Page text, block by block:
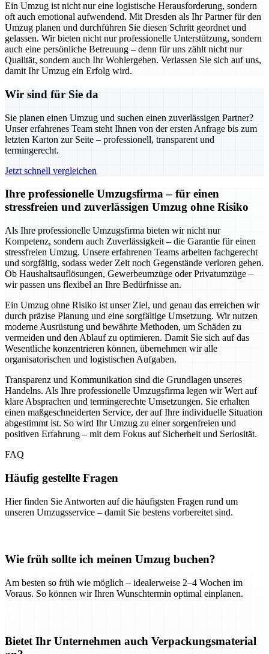
Ein Umzug ist nicht nur eine logistische Herausforderung, sondern
oft auch emotional aufwendend. Mit Dresden als Ihr Partner für den
Umzug planen und durchführen Sie diesen Schritt geordnet und
gelassen. Wir bieten nicht nur professionelle Unterstützung, sondern
auch eine persönliche Betreuung – denn für uns zählt nicht nur
Qualität, sondern auch Ihr Wohlergehen. Verlassen Sie sich auf uns,
damit Ihr Umzug ein Erfolg wird.
Wir sind für Sie da
Sie planen einen Umzug und suchen einen zuverlässigen Partner?
Unser erfahrenes Team steht Ihnen von der ersten Anfrage bis zum
letzten Karton zur Seite – professionell, transparent und
termingerecht.
Jetzt schnell vergleichen
Ihre professionelle Umzugsfirma – für einen
stressfreien und zuverlässigen Umzug ohne Risiko
Als Ihre professionelle Umzugsfirma bieten wir nicht nur
Kompetenz, sondern auch Zuverlässigkeit – die Garantie für einen
stressfreien Umzug. Unsere erfahrenen Teams arbeiten fachgerecht
und sorgfältig, sodass weder Zeit noch Gegenstände verloren gehen.
Ob Haushaltsauflösungen, Gewerbeumzüge oder Privatumzüge –
wir passen uns flexibel an Ihre Bedürfnisse an.
Ein Umzug ohne Risiko ist unser Ziel, und genau das erreichen wir
durch präzise Planung und eine sorgfältige Umsetzung. Wir nutzen
moderne Ausrüstung und bewährte Methoden, um Schäden zu
vermeiden und den Ablauf zu optimieren. Damit Sie sich auf das
Wesentliche konzentrieren können, übernehmen wir alle
organisatorischen und logistischen Aufgaben.
Transparenz und Kommunikation sind die Grundlagen unseres
Handelns. Als Ihre professionelle Umzugsfirma legen wir Wert auf
klare Absprachen und termingerechte Umsetzungen. Sie erhalten
einen maßgeschneiderten Service, der auf Ihre individuelle Situation
abgestimmt ist. So wird Ihr Umzug zu einer sorgenfreien und
positiven Erfahrung – mit dem Fokus auf Sicherheit und Seriosität.
FAQ
Häufig gestellte Fragen
Hier finden Sie Antworten auf die häufigsten Fragen rund um
unseren Umzugsservice – damit Sie bestens vorbereitet sind.
Wie früh sollte ich meinen Umzug buchen?
Am besten so früh wie möglich – idealerweise 2–4 Wochen im
Voraus. So können wir Ihren Wunschtermin optimal einplanen.
Bietet Ihr Unternehmen auch Verpackungsmaterial